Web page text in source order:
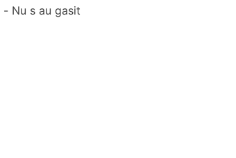
Nu s au gasit